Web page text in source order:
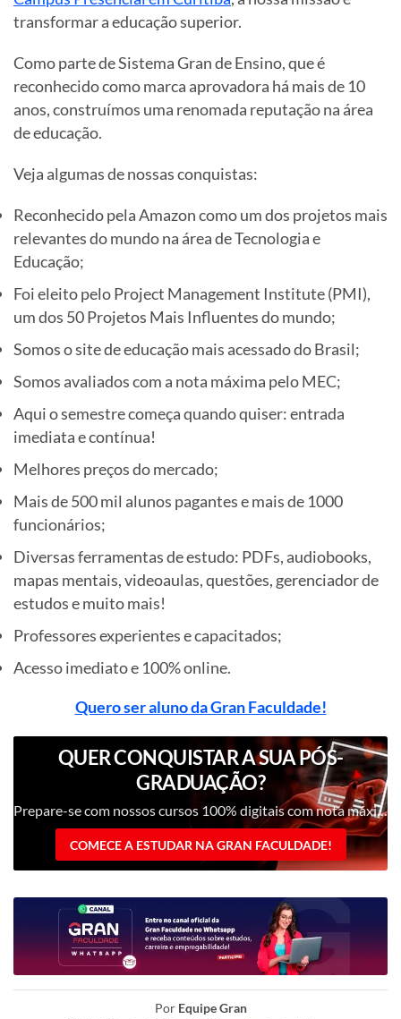
transformar a educação superior.
Como parte de Sistema Gran de Ensino, que é
reconhecido como marca aprovadora há mais de 10
anos, construímos uma renomada reputação na área
de educação.
Veja algumas de nossas conquistas:
Reconhecido pela Amazon como um dos projetos mais
relevantes do mundo na área de Tecnologia e
Educação;
Foi eleito pelo Project Management Institute (PMI),
um dos 50 Projetos Mais Influentes do mundo;
Somos o site de educação mais acessado do Brasil;
Somos avaliados com a nota máxima pelo MEC;
Aqui o semestre começa quando quiser: entrada
imediata e contínua!
Melhores preços do mercado;
Mais de 500 mil alunos pagantes e mais de 1000
funcionários;
Diversas ferramentas de estudo: PDFs, audiobooks,
mapas mentais, videoaulas, questões, gerenciador de
estudos e muito mais!
Professores experientes e capacitados;
Acesso imediato e 100% online.
Quero ser aluno da Gran Faculdade!
QUER CONQUISTAR A SUA PÓS-
GRADUAÇÃO?
Prepare-se com nossos cursos 100% digitais com nota máxima pelo MEC!
COMECE A ESTUDAR NA GRAN FACULDADE!
Por Equipe Gran